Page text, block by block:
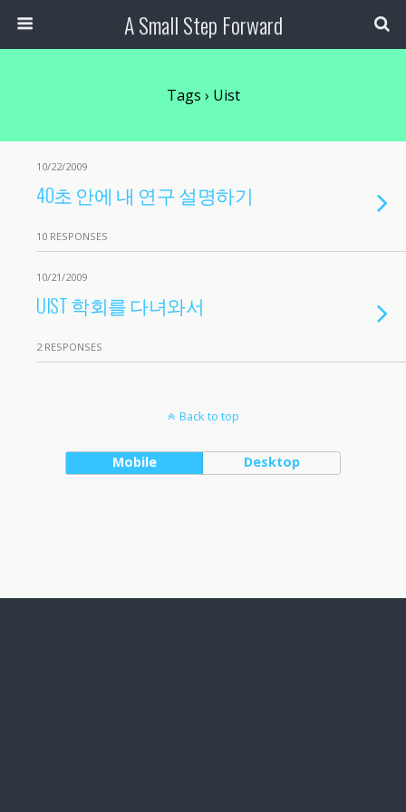
A Small Step Forward
Tags › Uist
10/22/2009
40초 안에 내 연구 설명하기
10 RESPONSES
10/21/2009
UIST 학회를 다녀와서
2 RESPONSES
Back to top
Mobile Desktop